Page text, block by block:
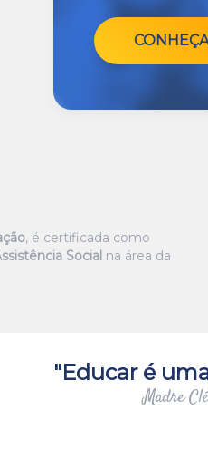
CONHEÇA
, é certificada como
Social na área da
"Educar é
Madre